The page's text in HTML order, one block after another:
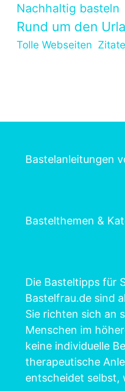
Nachhaltig basteln
Rund um den
Tolle Webseiten Zitate
Bastelanleitungen
Bastelthemen &
Die Basteltipps für
Bastelfrau.de sind
Sie richten sich an
Menschen im
keine individuelle
therapeutische
entscheidet selbst,